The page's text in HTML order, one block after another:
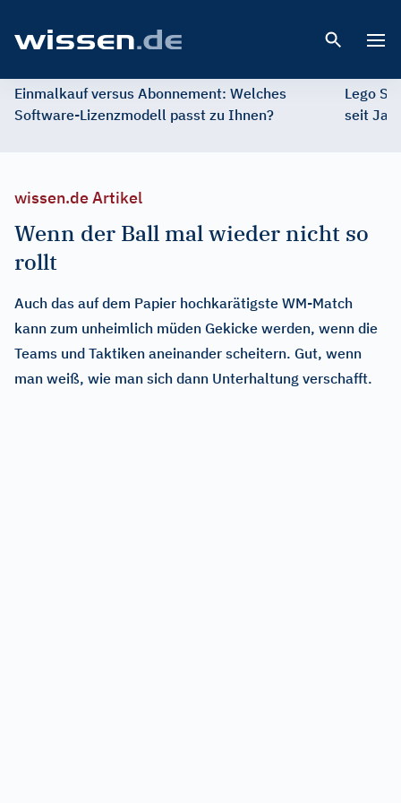
Einmalkauf versus Abonnement: Welches
Software-Lizenzmodell passt zu Ihnen?
Lego
seit
wissen.de Artikel
Wenn der Ball mal wieder nicht so
rollt
Auch das auf dem Papier hochkarätigste WM-Match
kann zum unheimlich müden Gekicke werden, wenn die
Teams und Taktiken aneinander scheitern. Gut, wenn
man weiß, wie man sich dann Unterhaltung verschafft.